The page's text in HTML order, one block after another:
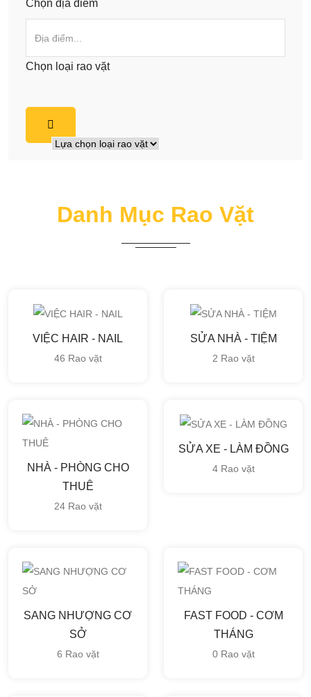
Chọn địa điểm
Chọn loại rao vặt
Danh Mục Rao Vặt
VIỆC HAIR - NAIL
46 Rao vặt
SỬA NHÀ - TIỆM
2 Rao vặt
NHÀ - PHÒNG CHO
THUÊ
24 Rao vặt
SỬA XE - LÀM ĐỒNG
4 Rao vặt
SANG NHƯỢNG CƠ
SỞ
6 Rao vặt
FAST FOOD - CƠM
THÁNG
0 Rao vặt